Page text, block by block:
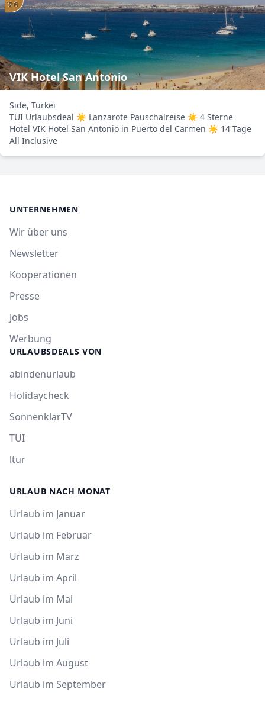
VIK Hotel San Antonio
Side, Türkei
TUI Urlaubsdeal ☀ Lanzarote Pauschalreise ☀ 4 Sterne
Hotel VIK Hotel San Antonio in Puerto del Carmen ☀ 14 Tage
All Inclusive
UNTERNEHMEN
Wir über uns
Newsletter
Kooperationen
Presse
Jobs
Werbung
URLAUBSDEALS VON
abindenurlaub
Holidaycheck
SonnenklarTV
TUI
ltur
URLAUB NACH MONAT
Urlaub im Januar
Urlaub im Februar
Urlaub im März
Urlaub im April
Urlaub im Mai
Urlaub im Juni
Urlaub im Juli
Urlaub im August
Urlaub im September